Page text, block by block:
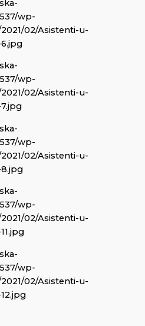
wp-
02/Asistenti-u-
wp-
02/Asistenti-u-
wp-
02/Asistenti-u-
wp-
02/Asistenti-u-
wp-
02/Asistenti-u-